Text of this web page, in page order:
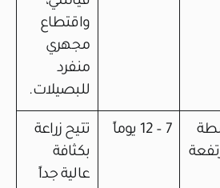
واقتطاع
مجهري
منفرد
للبصيلات.
7 – 12 يوماً
تتيح زراعة
بكثافة
عالية جداً